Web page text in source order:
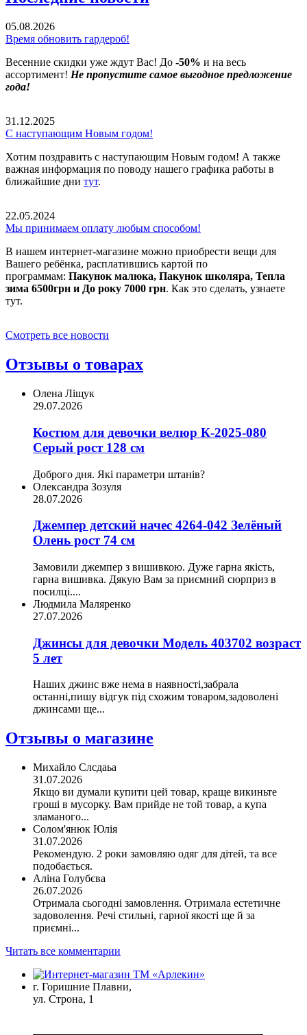
05.08.2026
Время обновить гардероб!
Весенние скидки уже ждут Вас! До -50% и на весь
ассортимент! Не пропустите самое выгодное предложение
года!
31.12.2025
С наступающим Новым годом!
Хотим поздравить с наступающим Новым годом! А также
важная информация по поводу нашего графика работы в
ближайшие дни тут.
22.05.2024
Мы принимаем оплату любым способом!
В нашем интернет-магазине можно приобрести вещи для
Вашего ребёнка, расплатившись картой по
программам: Пакунок малюка, Пакунок школяра, Тепла
зима 6500грн и До року 7000 грн. Как это сделать, узнаете
тут.
Смотреть все новости
Отзывы о товарах
Олена Ліщук
29.07.2026
Костюм для девочки велюр К-2025-080
Серый рост 128 см
Доброго дня. Які параметри штанів?
Олександра Зозуля
28.07.2026
Джемпер детский начес 4264-042 Зелёный
Олень рост 74 см
Замовили джемпер з вишивкою. Дуже гарна якість,
гарна вишивка. Дякую Вам за приємний сюрприз в
посилці....
Людмила Маляренко
27.07.2026
Джинсы для девочки Модель 403702 возраст
5 лет
Наших джинс вже нема в наявності,забрала
останні,пишу відгук під схожим товаром,задоволені
джинсами ще...
Отзывы о магазине
Михайло Слсдаьа
31.07.2026
Якщо ви думали купити цей товар, краще викиньте
гроші в мусорку. Вам прийде не той товар, а купа
зламаного...
Солом'янюк Юлія
31.07.2026
Рекомендую. 2 роки замовляю одяг для дітей, та все
подобається.
Аліна Голубєва
26.07.2026
Отримала сьогодні замовлення. Отримала естетичне
задоволення. Речі стильні, гарної якості ще й за
приємні...
Читать все комментарии
г. Горишние Плавни,
ул. Строна, 1